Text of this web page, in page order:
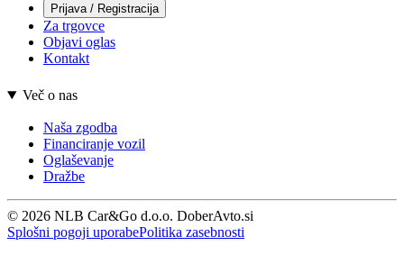
Prijava / Registracija
Za trgovce
Objavi oglas
Kontakt
Več o nas
Naša zgodba
Financiranje vozil
Oglaševanje
Dražbe
© 2026 NLB Car&Go d.o.o. DoberAvto.si
Splošni pogoji uporabePolitika zasebnosti